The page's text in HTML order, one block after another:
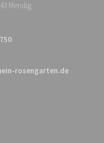
Mendig
rosengarten.de